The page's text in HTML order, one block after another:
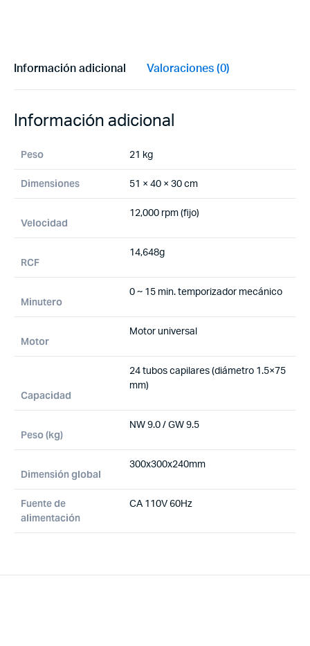
Información adicional Valoraciones (0)
Información adicional
Peso 21 kg
Dimensiones 51 × 40 × 30 cm
Velocidad
12,000 rpm (fijo)
RCF
14,648g
Minutero
0 ~ 15 min. temporizador mecánico
Motor
Motor universal
Capacidad
24 tubos capilares (diámetro 1.5×75
mm)
Peso (kg)
NW 9.0 / GW 9.5
Dimensión global
300x300x240mm
Fuente de
alimentación
CA 110V 60Hz